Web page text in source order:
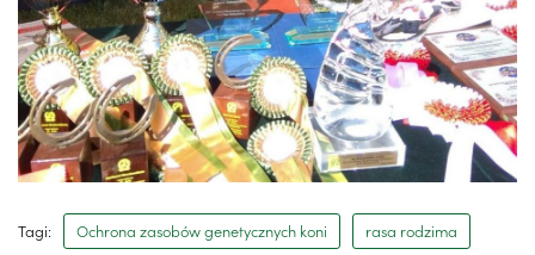
Tagi: Ochrona zasobów genetycznych koni rasa rodzima